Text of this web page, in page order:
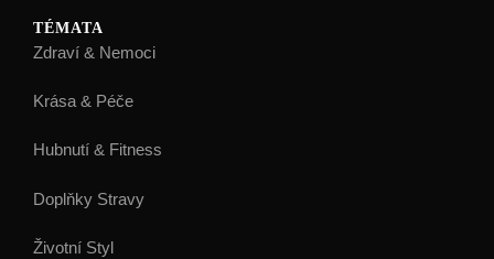
TÉMATA
Zdraví & Nemoci
Krása & Péče
Hubnutí & Fitness
Doplňky Stravy
Životní Styl